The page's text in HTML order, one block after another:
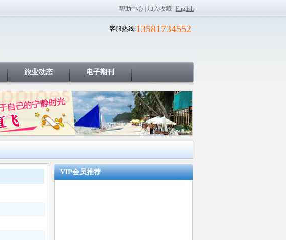
帮助中心 加入收藏 English
13581734552
客服热线:
旅业动态 电子期刊
VIP会员推荐